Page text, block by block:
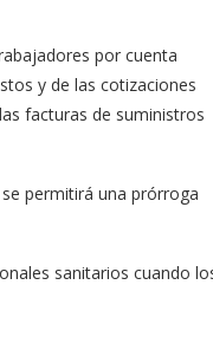
por cuenta
y de las cotizaciones
facturas de suministros
permitirá una prórroga
sanitarios cuando